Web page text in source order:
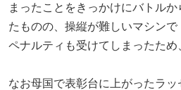
まったことをきっかけにバトル
たものの、操縦が難しいマシン
ペナルティも受けてしまったため
なお母国で表彰台に上がったラ